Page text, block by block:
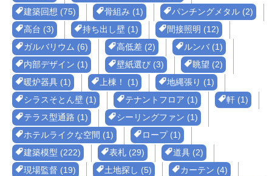
建築回想 (75)
骨組み (1)
パンチングメタル (2)
高台 (3)
持ち出し壁 (1)
間接照明 (12)
ガルバリウム (6)
高低差 (2)
ルンバ (1)
内部デザイン (1)
壁紙選び (3)
眺望 (2)
暖炉器具 (1)
上棟！ (1)
地縄張り (1)
シラスそとん壁 (1)
テナントフロア (1)
軒 (1)
テラス型通路 (1)
シーリングファン (1)
ホテルライクな空間 (1)
ロープ (1)
建築模型 (222)
表札 (29)
道具 (2)
現場監督 (19)
土地探し (5)
カーテン (4)